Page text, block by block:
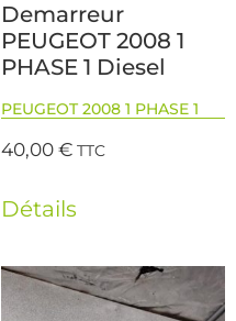
Demarreur
PEUGEOT 2008 1
PHASE 1 Diesel
PEUGEOT 2008 1 PHASE 1
40,00€ TTC
Détails